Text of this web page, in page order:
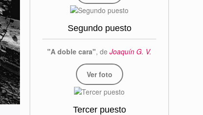
Segundo puesto
"A doble cara", de Joaquín G. V.
Ver foto
Tercer puesto